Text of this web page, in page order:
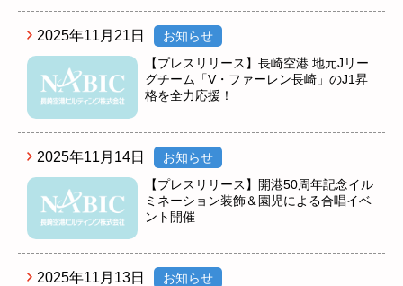
2025年11月21日
お知らせ
【プレスリリース】長崎空港 地元Jリー
グチーム「V・ファーレン長崎」のJ1昇
格を全力応援！
2025年11月14日
お知らせ
【プレスリリース】開港50周年記念イル
ミネーション装飾＆園児による合唱イベ
ント開催
2025年11月13日
お知らせ